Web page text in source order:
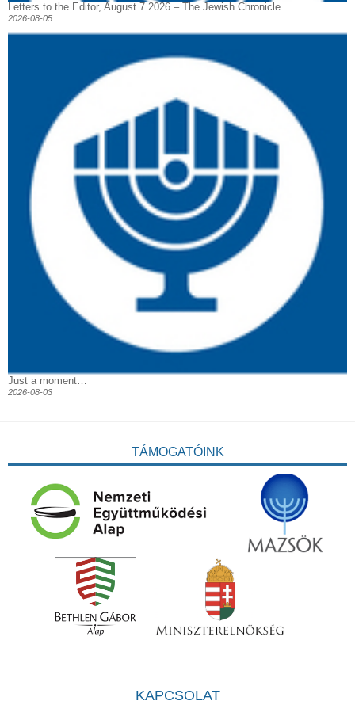
Letters to the Editor, August 7 2026 – The Jewish Chronicle
2026-08-05
Just a moment…
2026-08-03
TÁMOGATÓINK
KAPCSOLAT